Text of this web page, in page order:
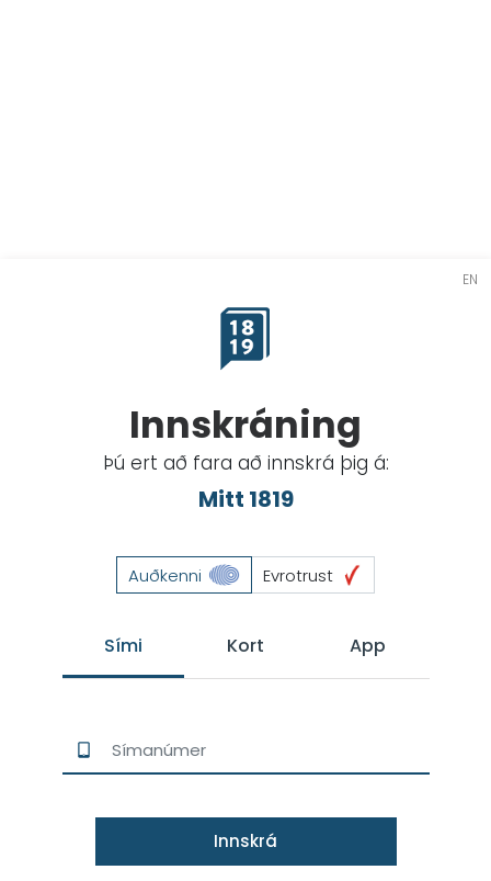
Innskráning
Þú ert að fara að innskrá þig á:
Mitt 1819
Auðkenni Evrotrust
Sími Kort App
Innskrá
EN